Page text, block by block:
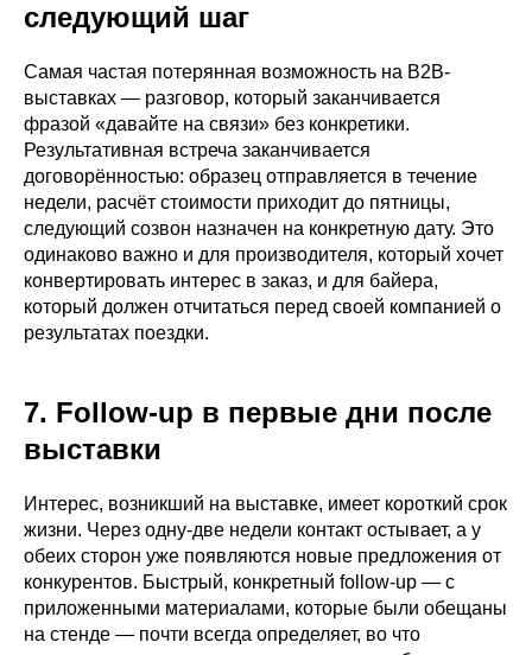
следующий шаг
Самая частая потерянная возможность на B2B-
выставках — разговор, который заканчивается
фразой «давайте на связи» без конкретики.
Результативная встреча заканчивается
договорённостью: образец отправляется в течение
недели, расчёт стоимости приходит до пятницы,
следующий созвон назначен на конкретную дату. Это
одинаково важно и для производителя, который хочет
конвертировать интерес в заказ, и для байера,
который должен отчитаться перед своей компанией о
результатах поездки.
7. Follow-up в первые дни после
выставки
Интерес, возникший на выставке, имеет короткий срок
жизни. Через одну-две недели контакт остывает, а у
обеих сторон уже появляются новые предложения от
конкурентов. Быстрый, конкретный follow-up — с
приложенными материалами, которые были обещаны
на стенде — почти всегда определяет, во что